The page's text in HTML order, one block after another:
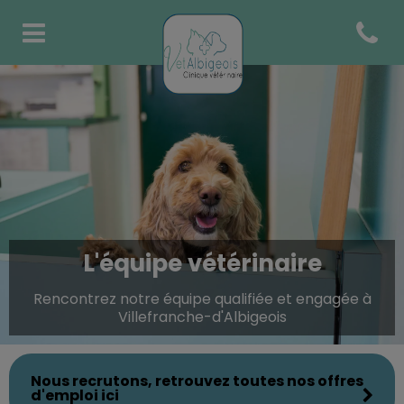
Page d'accueil de Clinique
Open
L'équipe vétérinaire
Rencontrez notre équipe qualifiée et engagée à
Villefranche-d'Albigeois
Nous recrutons, retrouvez toutes nos offres
d'emploi ici